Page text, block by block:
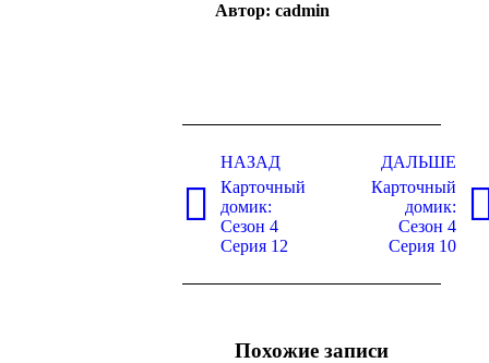
Автор: cadmin
navigation
НАЗАД
Previous
post:
Карточный
домик:
Сезон 4
Серия 12
ДАЛЬШЕ
post:
Карточный
домик:
Сезон 4
Серия 10
Похожие записи